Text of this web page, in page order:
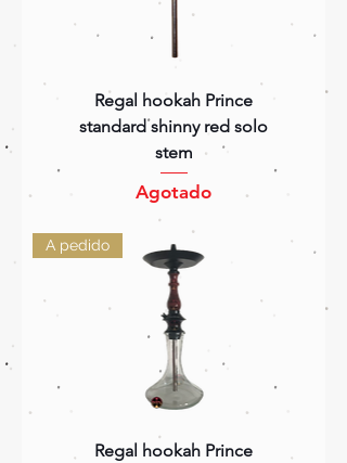
Regal hookah Prince
standard shinny red solo
stem
Agotado
A pedido
Regal hookah Prince